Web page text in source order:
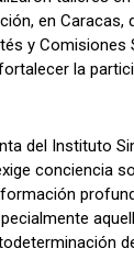
en Caracas,
y Comisiones
la
del Instituto
conciencia